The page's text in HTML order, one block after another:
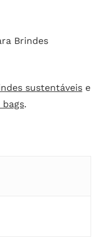
Brindes
sustentáveise
bags.